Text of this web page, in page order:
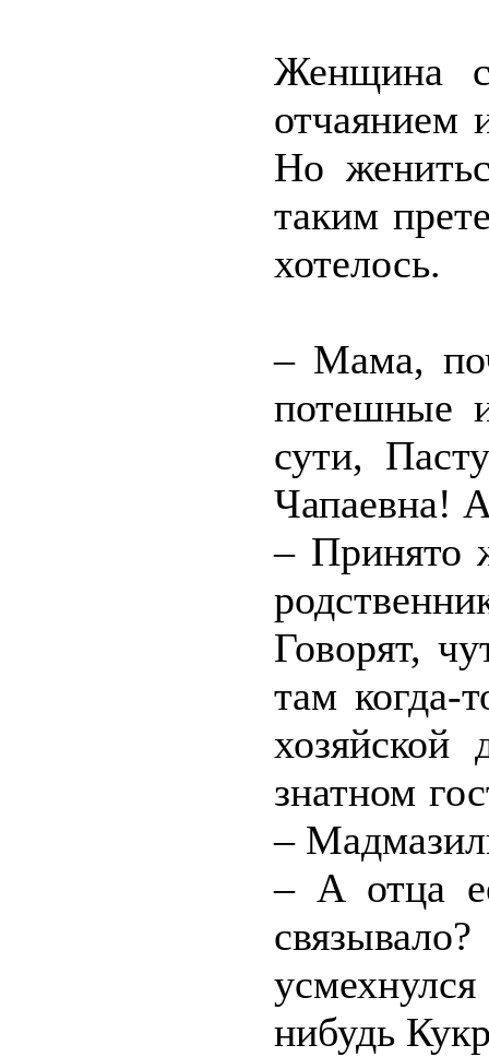
Женщина
отчаянием
Но
таким
хотелось.
– Мама,
потешные
сути,
Чапаевна!
– Принято
Говорят,
там когда-
знатном
–
– А отца
нибудь